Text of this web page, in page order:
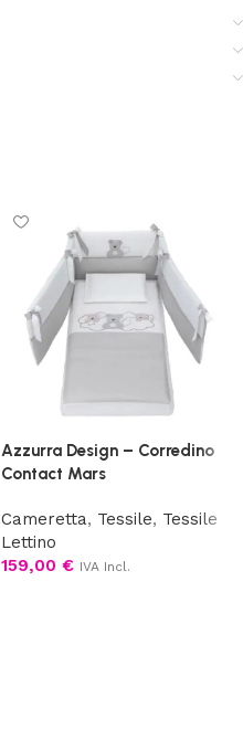
Azzurra Design – Corredino
Contact Mars
Cameretta, Tessile, Tessile
Lettino
159,00 € IVA Incl.